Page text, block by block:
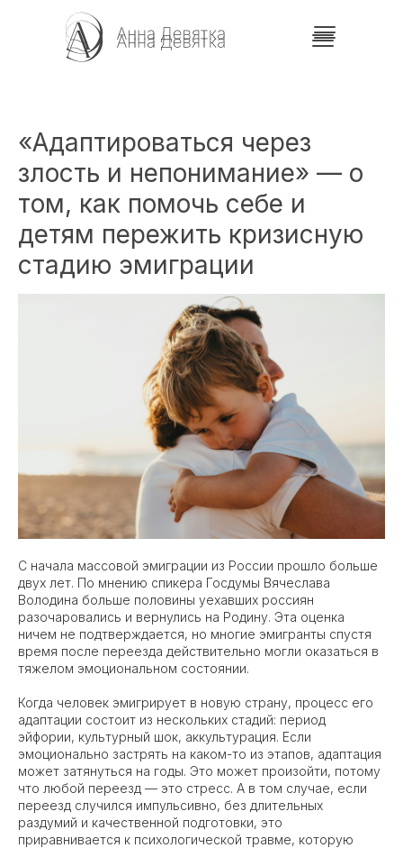
«Адаптироваться через
злость и непонимание» — о
том, как помочь себе и
детям пережить кризисную
стадию эмиграции
С начала массовой эмиграции из России прошло больше
двух лет. По мнению спикера Госдумы Вячеслава
Володина больше половины уехавших россиян
разочаровались и вернулись на Родину. Эта оценка
ничем не подтверждается, но многие эмигранты спустя
время после переезда действительно могли оказаться в
тяжелом эмоциональном состоянии.
Когда человек эмигрирует в новую страну, процесс его
адаптации состоит из нескольких стадий: период
эйфории, культурный шок, аккультурация. Если
эмоционально застрять на каком-то из этапов, адаптация
может затянуться на годы. Это может произойти, потому
что любой переезд — это стресс. А в том случае, если
переезд случился импульсивно, без длительных
раздумий и качественной подготовки, это
приравнивается к психологической травме, которую